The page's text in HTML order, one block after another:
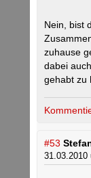
Nein, bist
zuhause
dabei
gehabt zu
#53
31.03.2010